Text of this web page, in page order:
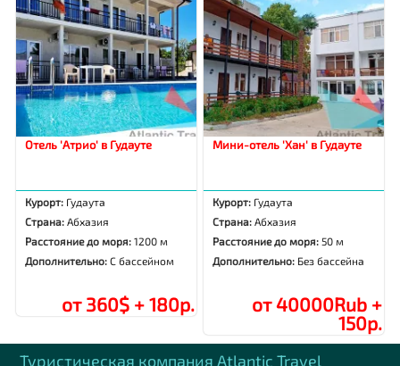
Отель 'Атрио' в Гудауте
Курорт: Гудаута
Страна: Абхазия
Расстояние до моря:1200 м
Дополнительно:С бассейном
от 360$ + 180р.
Мини-отель 'Хан' в Гудауте
Курорт: Гудаута
Страна: Абхазия
Расстояние до моря: 50 м
Дополнительно: Без бассейна
от 40000Rub +
150р.
Туристическая компания Аtlantic Travel